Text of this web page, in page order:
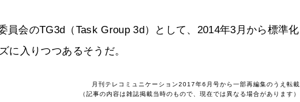
会のTG3d（Task Group 3d）として、2014年3月から標準化
に入りつつあるそうだ。
月刊テレコミュニケーション2017年6月号から一部再編集のうえ転載
（記事の内容は雑誌掲載当時のもので、現在では異なる場合があります）